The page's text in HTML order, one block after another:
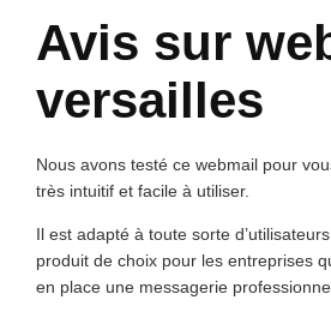
Avis sur
versailles
Nous avons testé ce webmail pour
très intuitif et facile à utiliser.
Il est adapté à toute sorte
produit de choix pour les entreprises
en place une messagerie